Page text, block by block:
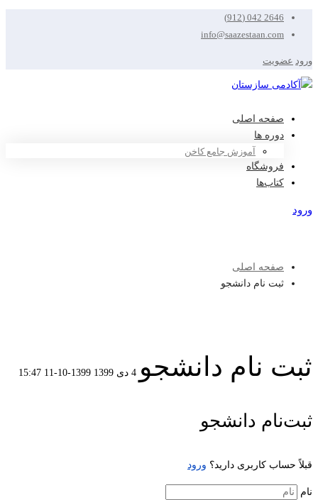
2646 042 (912)
info@saazestaan.com
ورود عضویت
صفحه اصلی
دوره ها
آموزش جامع کاخن
فروشگاه
کتاب‌ها
ورود
صفحه اصلی
ثبت نام دانشجو
ثبت نام دانشجو 4 دی 1399 1399-10-11 15:47
ثبت
نام
دانشجو
ثبت‌نام دانشجو
قبلاً حساب کاربری دارید؟ ورود
نام